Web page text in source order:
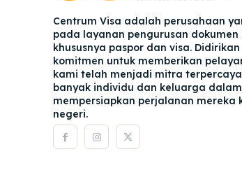
Centrum Visa adalah perusahaan
pada layanan pengurusan
khususnya paspor dan visa.
komitmen untuk memberikan
kami telah menjadi mitra
banyak individu dan keluarga dalam
mempersiapkan perjalanan mereka
negeri.